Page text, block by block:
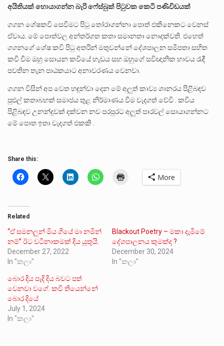
අයිතියක් හොයාගන්න බැරි ෆේස්බුක් පිටුවක කෙටි පණිවිඩයක්
ගගන ශේෂකවි සෙවීමට පිටු තෝරාගන්නා පොත් එකිනෙකට වෙනස්
ඒවාය. මේ පොත්වල අන්තර්ගත කතා සමානතා නොදක්වති. එහෙත්
ගගනගේ ශේෂ කවි පිටු අතරින් මතුවන්නේ දේශපාලන සමීපතා සහිත
කවි වීම ඔහු සොයන කවියේ හැඩය සහ ඔහුගේ සවිඥානික භාවය රැඳී
පවතින තැන පාඨකයාට අනාවරණය වෙනවා.
ගගන විසින් අප වෙත හඳුන්වා දෙන මේ අලුත් කාව්‍ය ශානරය පිළිබඳව
පුළුල් කතාබහක් සමාජය තුළ නිර්මාණය වීම වැදගත් වේවි . කවිය
පිළිබඳව උනන්දුවක් දක්වන නව පරපුරට අලුත් පාරවල් සොයාගන්නට
මේ පොත ඉතා වැදගත් එකකි .
Share this:
More
Related
“ඒ සමනලුන් මිය ගියේ මා නමින්
නම්” ඊට වටිනාකමක් දිය යුතුයි.
December 27, 2022
In "කලා"
Blackout Poetry – මකා දැමීමේ
දේශපාලනය කුමක්ද ?
December 30, 2024
In "කලා"
බොර දිය පෑදි දිය බවට පත්
වෙනවා වගේ. කවි තියෙන්නේ
බොර දියේ
July 1, 2024
In "කලා"